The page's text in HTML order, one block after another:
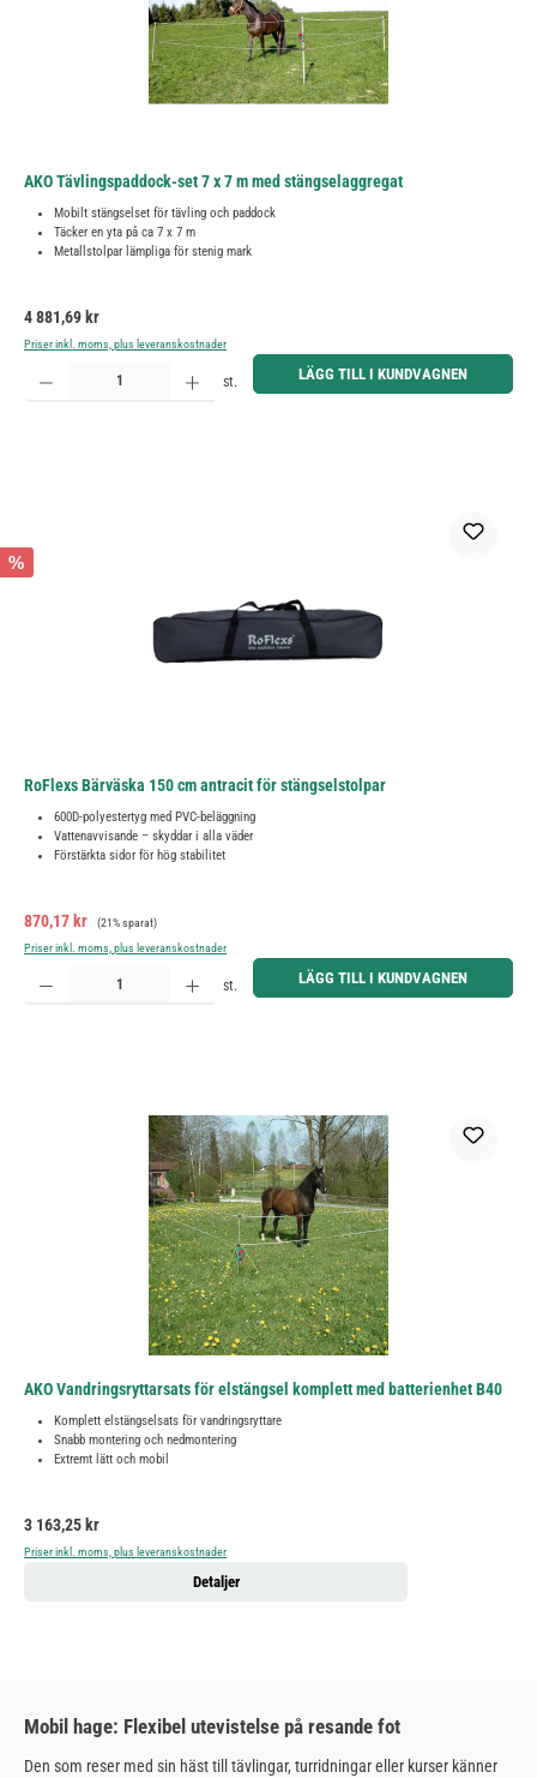
AKO Tävlingspaddock-set 7 x 7 m med stängselaggregat
Mobilt stängselset för tävling och paddock
Täcker en yta på ca 7 x 7 m
Metallstolpar lämpliga för stenig mark
Ordinarie pris:
4 881,69 kr
Priser inkl. moms, plus leveranskostnader
Produktkvantitet: Ange önskat belopp eller använd knapparna för att öka eller minska kvantiteten.
st. LÄGG TILL I KUNDVAGNEN
%
RoFlexs Bärväska 150 cm antracit för stängselstolpar
600D-polyestertyg med PVC-beläggning
Vattenavvisande – skyddar i alla väder
Förstärkta sidor för hög stabilitet
Försäljningspris:
870,17 kr Ordinarie pris:
(21% sparat)
Priser inkl. moms, plus leveranskostnader
Produktkvantitet: Ange önskat belopp eller använd knapparna för att öka eller minska kvantiteten.
st. LÄGG TILL I KUNDVAGNEN
AKO Vandringsryttarsats för elstängsel komplett med batterienhet B40
Komplett elstängselsats för vandringsryttare
Snabb montering och nedmontering
Extremt lätt och mobil
Ordinarie pris:
3 163,25 kr
Priser inkl. moms, plus leveranskostnader
Detaljer
Mobil hage: Flexibel utevistelse på resande fot
Den som reser med sin häst till tävlingar, turridningar eller kurser känner